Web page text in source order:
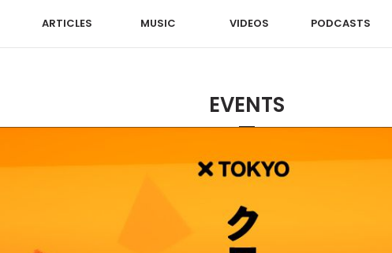
ARTICLES MUSIC VIDEOS PODCASTS
EVENTS